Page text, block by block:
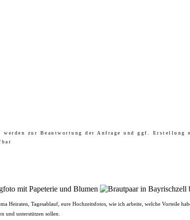
werden zur Beantwortung der Anfrage und ggf.
Heiraten, Tagesablauf, eure Hochzeitsfotos, wie ich arbeite, welche Vorteile
und unterstützen sollen.